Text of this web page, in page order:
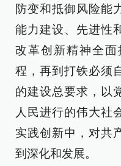
防变和抵御风险能
能力建设、先进性
改革创新精神全
程，再到打铁必须
的建设总要求，以
人民进行的伟大社
实践创新中，对共
到深化和发展。